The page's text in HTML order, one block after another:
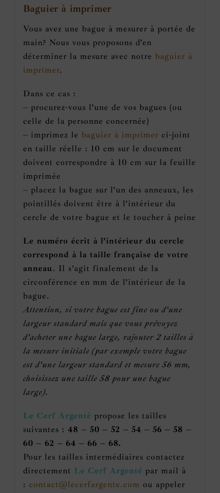
Baguier à imprimer
Vous avez une bague à mesurer à portée de
main? Nous vous proposons d’en
déterminer la mesure avec notre baguier à
imprimer.
Dans ce cas :
– procurez-vous l’une de vos bagues (ou
celle de la personne concernée)
– imprimez le baguier à imprimer ci-joint
en taille réelle : 10 cm sur le document
doivent correspondre à 10 cm sur la feuille
imprimée
– placez la bague sur l’un des anneaux, les
pointillés doivent être à l’intérieur du
cercle de votre bague et le toucher à peine
Le numéro écrit à l’intérieur du cercle
correspond à la taille française de votre
anneau. Il s’agit finalement de la
circonférence en mm de l’intérieur de la
bague.
Attention, si votre bague est fine ou d’une
largeur standard mais que vous prévoyez
d’acheter une bague large, rajouter 2 tailles à
la mesure initiale (par exemple votre bague
est d’une largeur standard et mesure 56 mm,
choisissez une taille 58 pour une bague
large).
Le Cerf Argenté propose les tailles
suivantes : 48 – 50 – 52 – 54 – 56 – 58 –
60 – 62 – 64 – 66 – 68.
Pour les tailles intermédiaires contactez
directement Le Cerf Argenté par mail à
: contact@lecerfargente.com ou appeler